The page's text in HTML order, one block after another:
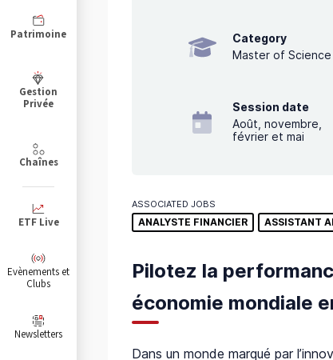
Category
Master of Science
Session date
Août, novembre,
février et mai
ASSOCIATED JOBS
ANALYSTE FINANCIER ASSISTANT
Pilotez la
économie mondiale
Dans un monde marqué par
Patrimoine
Gestion
Privée
Chaînes
ETF Live
Evènements et
Clubs
Newsletters